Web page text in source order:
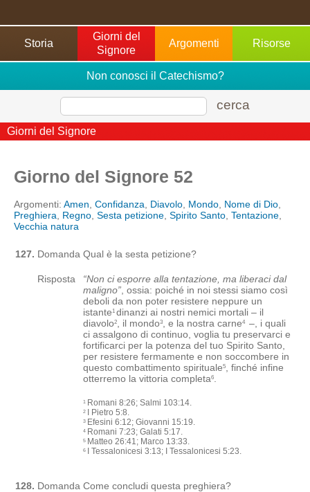
Storia
Giorni del
Signore
Argomenti Risorse
Non conosci il Catechismo?
cerca
Giorni del Signore
Giorno del Signore 52
Argomenti: Amen Confidanza Diavolo Mondo Nome di Dio
Preghiera
Regno Sesta petizione Spirito Santo Tentazione
Vecchia natura
127. Domanda Qual è la sesta petizione?
Risposta “Non ci esporre alla tentazione, ma liberaci dal
maligno” , ossia: poiché in noi stessi siamo così
deboli da non poter resistere neppure un
istante1 dinanzi ai nostri nemici mortali – il
diavolo2 , il mondo3 , e la nostra carne4 –, i quali
ci assalgono di continuo, voglia tu preservarci e
fortificarci per la potenza del tuo Spirito Santo,
per resistere fermamente e non soccombere in
questo combattimento spirituale5
, finché infine
otterremo la vittoria completa6
1 Romani 8:26; Salmi 103:14.
2 I Pietro 5:8.
3 Efesini 6:12; Giovanni 15:19.
4 Romani 7:23; Galati 5:17.
5 Matteo 26:41; Marco 13:33.
6 I Tessalonicesi 3:13; I Tessalonicesi 5:23.
128. Domanda Come concludi questa preghiera?